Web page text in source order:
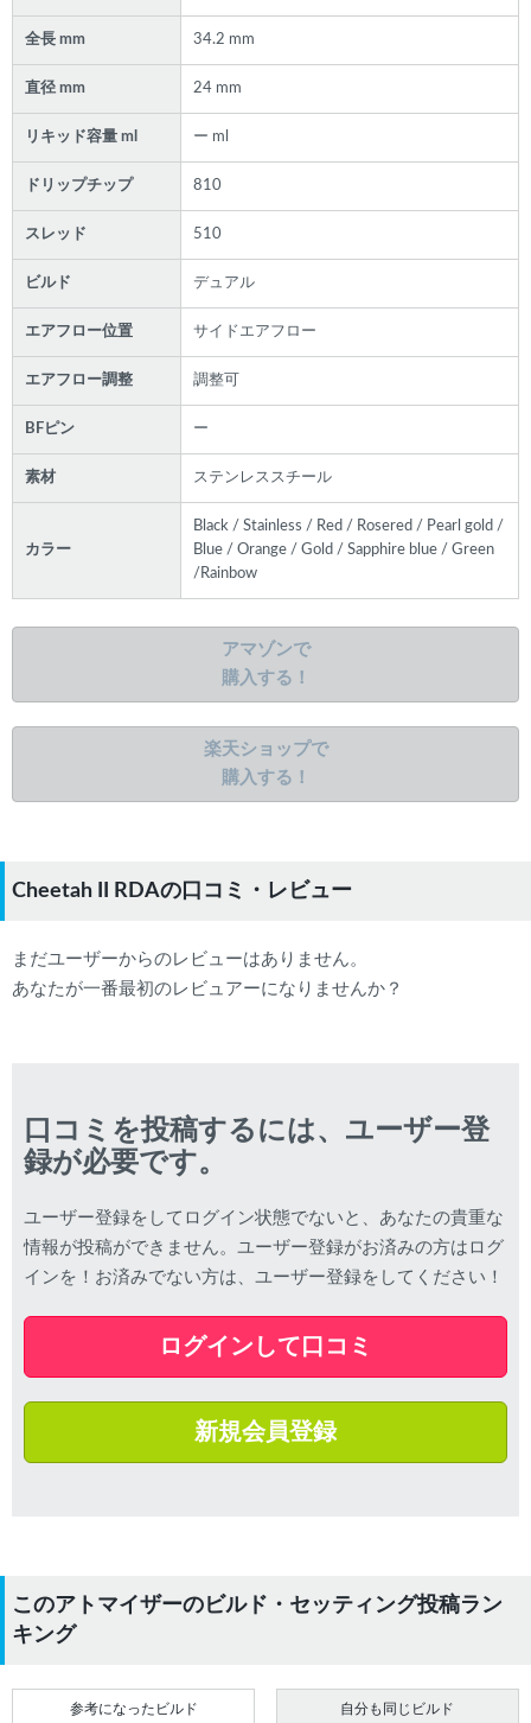
全長 mm 34.2 mm
直径 mm 24 mm
リキッド容量 ml ー ml
ドリップチップ 810
スレッド 510
ビルド デュアル
エアフロー位置 サイドエアフロー
エアフロー調整 調整可
BFピン ー
素材 ステンレススチール
カラー
Black / Stainless / Red / Rosered / Pearl gold /
Blue / Orange / Gold / Sapphire blue / Green
/Rainbow
アマゾンで
購入する！
楽天ショップで
購入する！
Cheetah II RDAの口コミ・レビュー
まだユーザーからのレビューはありません。
あなたが一番最初のレビュアーになりませんか？
口コミを投稿するには、ユーザー登
録が必要です。
ユーザー登録をしてログイン状態でないと、あなたの貴重な
情報が投稿ができません。ユーザー登録がお済みの方はログ
インを！お済みでない方は、ユーザー登録をしてください！
ログインして口コミ
新規会員登録
このアトマイザーのビルド・セッティング投稿ラン
キング
参考になったビルド 自分も同じビルド